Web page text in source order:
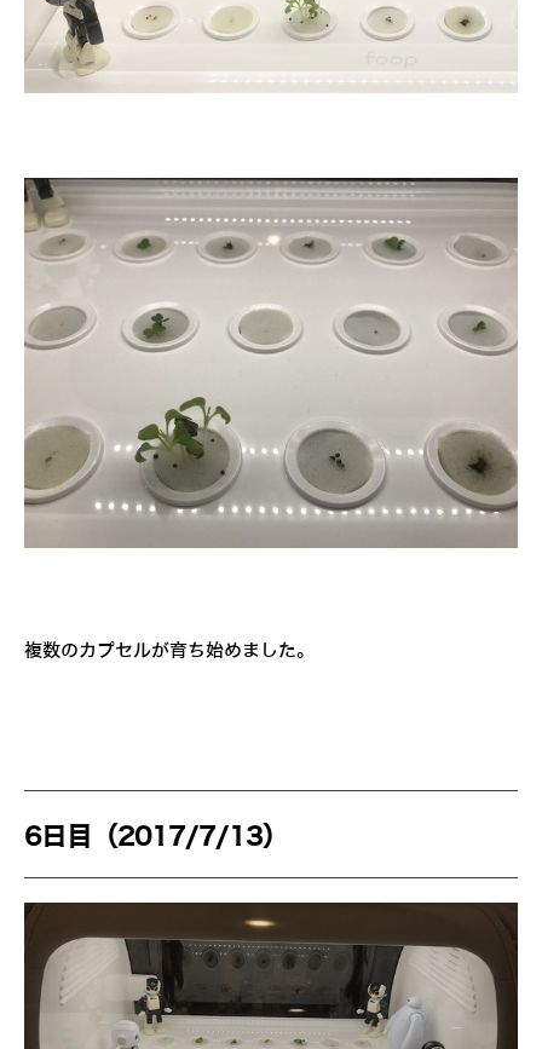
複数のカプセルが育ち始めました。
6日目（2017/7/13）